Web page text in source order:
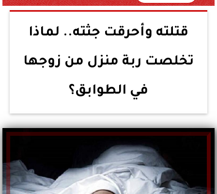
قتلته وأحرقت جثته.. لماذا
تخلصت ربة منزل من زوجها
في الطوابق؟